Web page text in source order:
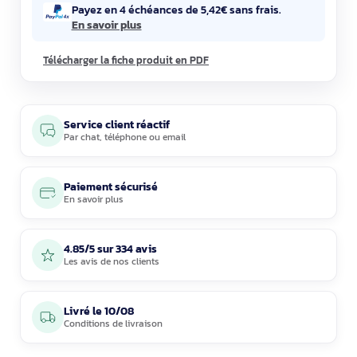
Payez en 4 échéances de 5,42€ sans frais.
En savoir plus
Télécharger la fiche produit en PDF
Service client réactif
Parchat, téléphoneouemail
Paiement sécurisé
En savoir plus
4.85/5 sur 334 avis
Les avis de nos clients
Livré le10/08
Conditions de livraison